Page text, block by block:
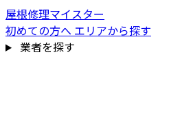
屋根修理マイスター
初めての方へ エリアから探す
業者を探す